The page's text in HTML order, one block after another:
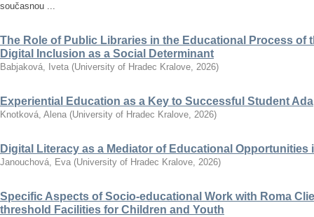
současnou ...
The Role of Public Libraries in the Educational Process of
Digital Inclusion as a Social Determinant
Babjaková, Iveta (University of Hradec Kralove, 2026)
Experiential Education as a Key to Successful Student
Knotková, Alena (University of Hradec Kralove, 2026)
Digital Literacy as a Mediator of Educational Opportunities
Janouchová, Eva (University of Hradec Kralove, 2026)
Specific Aspects of Socio-educational Work with Roma
threshold Facilities for Children and Youth